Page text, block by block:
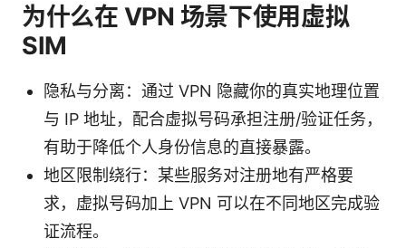
为什么在 VPN 场景下使用虚拟
SIM
隐私与分离：通过 VPN 隐藏你的真实地理位置
与 IP 地址，配合虚拟号码承担注册/验证任务，
有助于降低个人身份信息的直接暴露。
地区限制绕行：某些服务对注册地有严格要
求，虚拟号码加上 VPN 可以在不同地区完成验
证流程。